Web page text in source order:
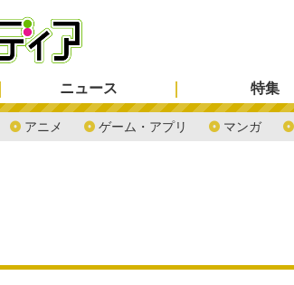
ニュース
アニメ ゲーム・アプリ マンガ
特集